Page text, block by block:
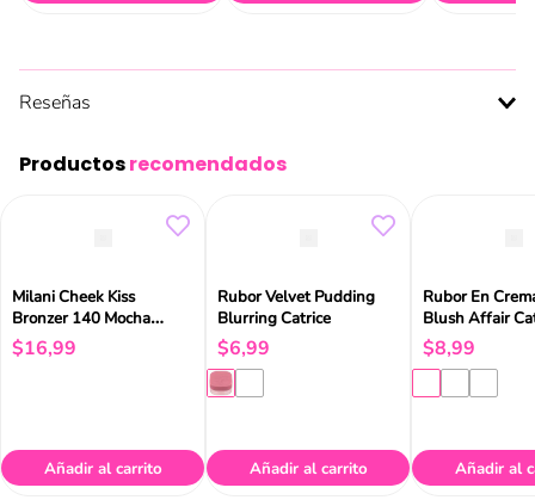
Reseñas
Productosrecomendados
Milani Cheek Kiss
Bronzer 140 Mocha
Moment 10ml
$16,99
Añadir al carrito
Rubor Velvet Pudding
Blurring Catrice
$6,99
Añadir al carrito
Rubor En
Blush Affair
$8,99
Añadir al